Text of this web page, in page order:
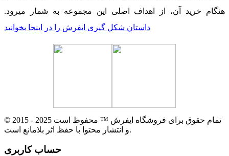
هنگام خرید آن، از اهداف اصلی این مجموعه به شمار میرود.
داستان شکل گیری ایفرش را در اینجا بخوانید
© 2015 - 2025 تمام حقوق برای فروشگاه ایفرش ™ محفوظ است
و انتشار محتوا با حفظ اثر بلامانع است.
حساب کاربری